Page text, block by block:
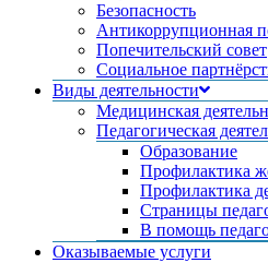
Безопасность
Антикоррупционная
Попечительский совет
Социальное
Виды деятельности
Медицинская
Педагогическая
Образование
Профилактика
Профилактика
Страницы
В помощь
Оказываемые услуги